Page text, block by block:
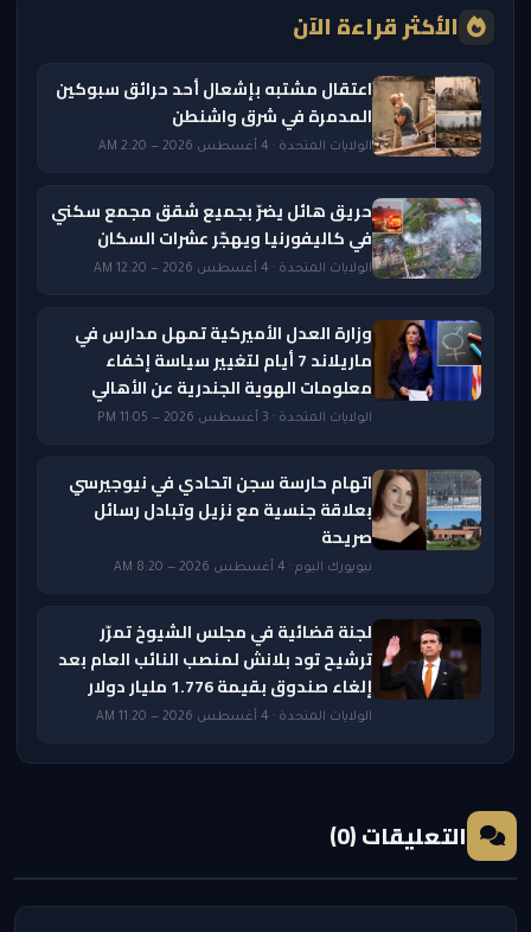
الأكثر قراءة الآن
اعتقال مشتبه بإشعال أحد حرائق سبوكين
المدمرة في شرق واشنطن
الولايات المتحدة · 4 أغسطس 2026 — 2:20 AM
حريق هائل يضرّ بجميع شقق مجمع سكني
في كاليفورنيا ويهجّر عشرات السكان
الولايات المتحدة · 4 أغسطس 2026 — 12:20 AM
وزارة العدل الأميركية تمهل مدارس في
ماريلاند 7 أيام لتغيير سياسة إخفاء
معلومات الهوية الجندرية عن الأهالي
الولايات المتحدة · 3 أغسطس 2026 — 11:05 PM
اتهام حارسة سجن اتحادي في نيوجيرسي
بعلاقة جنسية مع نزيل وتبادل رسائل
صريحة
نيويورك اليوم · 4 أغسطس 2026 — 8:20 AM
لجنة قضائية في مجلس الشيوخ تمرّر
ترشيح تود بلانش لمنصب النائب العام بعد
إلغاء صندوق بقيمة 1.776 مليار دولار
الولايات المتحدة · 4 أغسطس 2026 — 11:20 AM
التعليقات (0)